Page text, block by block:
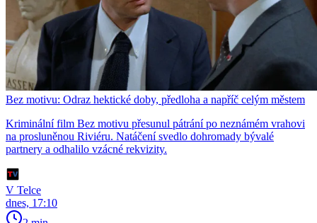
Bez motivu: Odraz hektické doby, předloha a napříč celým městem
Kriminální film Bez motivu přesunul pátrání po neznámém vrahovi
na prosluněnou Riviéru. Natáčení svedlo dohromady bývalé
partnery a odhalilo vzácné rekvizity.
V Telce
dnes, 17:10